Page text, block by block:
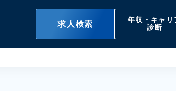
求人検索
年収・キャリ
診断